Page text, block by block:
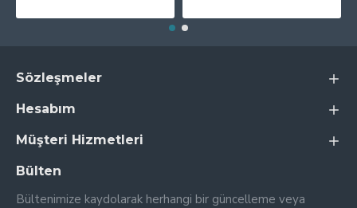
Sözleşmeler
Hesabım
Müşteri Hizmetleri
Bülten
Bültenimize kaydolarak herhangi bir güncelleme veya